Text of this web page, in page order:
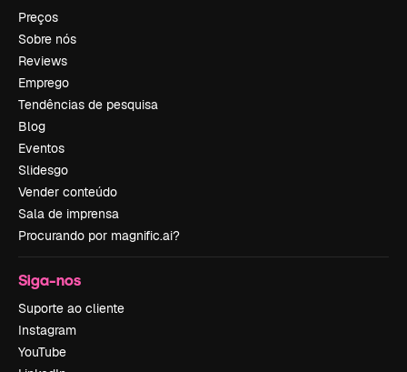
Preços
Sobre nós
Reviews
Emprego
Tendências de pesquisa
Blog
Eventos
Slidesgo
Vender conteúdo
Sala de imprensa
Procurando por magnific.ai?
Siga-nos
Suporte ao cliente
Instagram
YouTube